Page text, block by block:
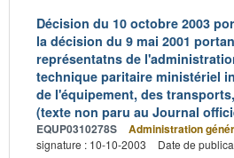
Décision du 10 octobre 2003
la décision du 9 mai 2001
représentatns de
technique paritaire ministériel
de l'équipement, des
(texte non paru au Journal
EQUP0310278S Administration
signature : 10-10-2003
Date de